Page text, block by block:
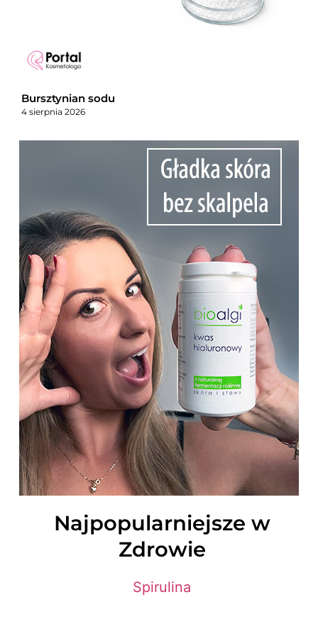
Bursztynian sodu
4 sierpnia 2026
Najpopularniejsze w
Zdrowie
Spirulina